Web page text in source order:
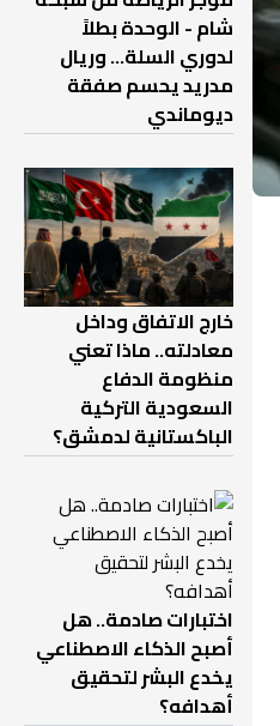
شام - الوحدة بطلاً
لدوري السلة... وريال
مدريد يحسم صفقة
ديوماندي
خارج الاتفاق وداخل
معادلته.. ماذا تعني
منظومة الدفاع
السعودية التركية
الباكستانية لدمشق؟
اختبارات صادمة.. هل
أصبح الذكاء الاصطناعي
يخدع البشر لتحقيق
أهدافه؟